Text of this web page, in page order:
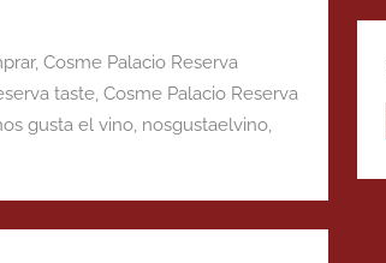
, Cosme Palacio Reserva
taste, Cosme Palacio Reserva
gusta el vino, nosgustaelvino,